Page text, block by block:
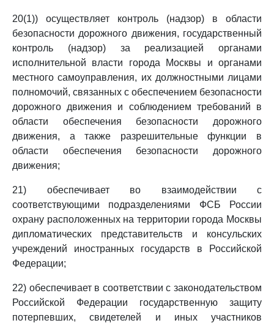
20(1)) осуществляет контроль (надзор) в области
безопасности дорожного движения, государственный
контроль (надзор) за реализацией органами
исполнительной власти города Москвы и органами
местного самоуправления, их должностными лицами
полномочий, связанных с обеспечением безопасности
дорожного движения и соблюдением требований в
области обеспечения безопасности дорожного
движения, а также разрешительные функции в
области обеспечения безопасности дорожного
движения;
21) обеспечивает во взаимодействии с
соответствующими подразделениями ФСБ России
охрану расположенных на территории города Москвы
дипломатических представительств и консульских
учреждений иностранных государств в Российской
Федерации;
22) обеспечивает в соответствии с законодательством
Российской Федерации государственную защиту
потерпевших, свидетелей и иных участников